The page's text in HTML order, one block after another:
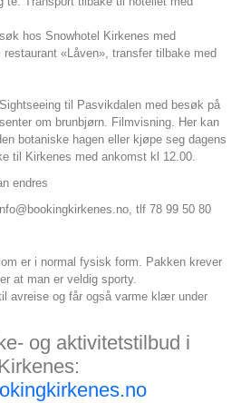
hos Snowhotel Kirkenes med
«Låven», transfer tilbake med
til Pasvikdalen med besøk på
om brunbjørn. Filmvisning. Her kan
botaniske hagen eller kjøpe seg dagens
til Kirkenes med ankomst kl 12.00.
endres
tlf 78 99 50 80
er i normal fysisk form. Pakken krever
at man er veldig sporty.
avreise og får også varme klær under
og aktivitetstilbud i